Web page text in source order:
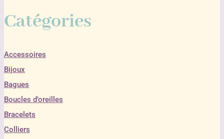
Catégories
Accessoires
Bijoux
Bagues
Boucles d’oreilles
Bracelets
Colliers